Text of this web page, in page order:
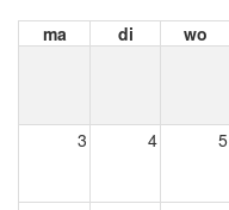
ma di wo
3 4 5